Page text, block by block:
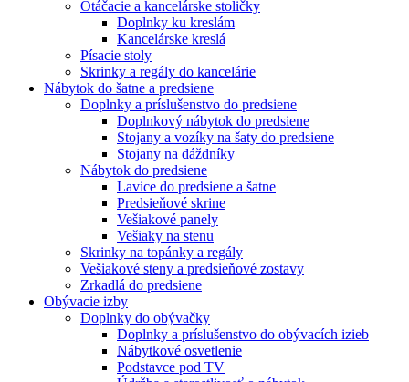
Otáčacie a kancelárske stoličky
Doplnky ku kreslám
Kancelárske kreslá
Písacie stoly
Skrinky a regály do kancelárie
Nábytok do šatne a predsiene
Doplnky a príslušenstvo do predsiene
Doplnkový nábytok do predsiene
Stojany a vozíky na šaty do predsiene
Stojany na dáždníky
Nábytok do predsiene
Lavice do predsiene a šatne
Predsieňové skrine
Vešiakové panely
Vešiaky na stenu
Skrinky na topánky a regály
Vešiakové steny a predsieňové zostavy
Zrkadlá do predsiene
Obývacie izby
Doplnky do obývačky
Doplnky a príslušenstvo do obývacích izieb
Nábytkové osvetlenie
Podstavce pod TV